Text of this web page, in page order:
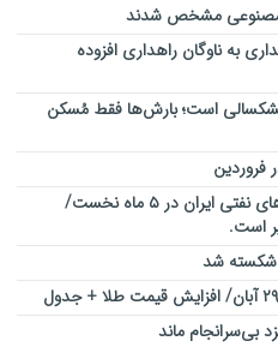
مشخص شدند
به ناوگان راهداری افزوده
خشکسالی است؛ بارش‌ها فقط مُسکن
صادرات ۲۰ میلیارد دلاری فرآورده های نفتی ایران در ۵ ماه نخست/
است.
بی‌سرانجام ماند